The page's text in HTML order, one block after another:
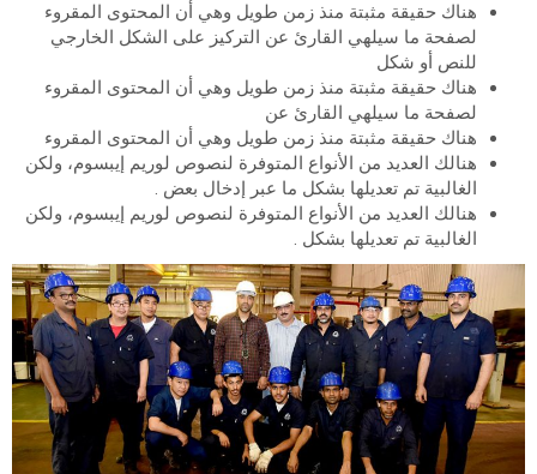
هناك حقيقة مثبتة منذ زمن طويل وهي أن المحتوى المقروء
لصفحة ما سيلهي القارئ عن التركيز على الشكل الخارجي
للنص أو شكل
هناك حقيقة مثبتة منذ زمن طويل وهي أن المحتوى المقروء
لصفحة ما سيلهي القارئ عن
هناك حقيقة مثبتة منذ زمن طويل وهي أن المحتوى المقروء
هنالك العديد من الأنواع المتوفرة لنصوص لوريم إيبسوم، ولكن
الغالبية تم تعديلها بشكل ما عبر إدخال بعض .
هنالك العديد من الأنواع المتوفرة لنصوص لوريم إيبسوم، ولكن
الغالبية تم تعديلها بشكل .